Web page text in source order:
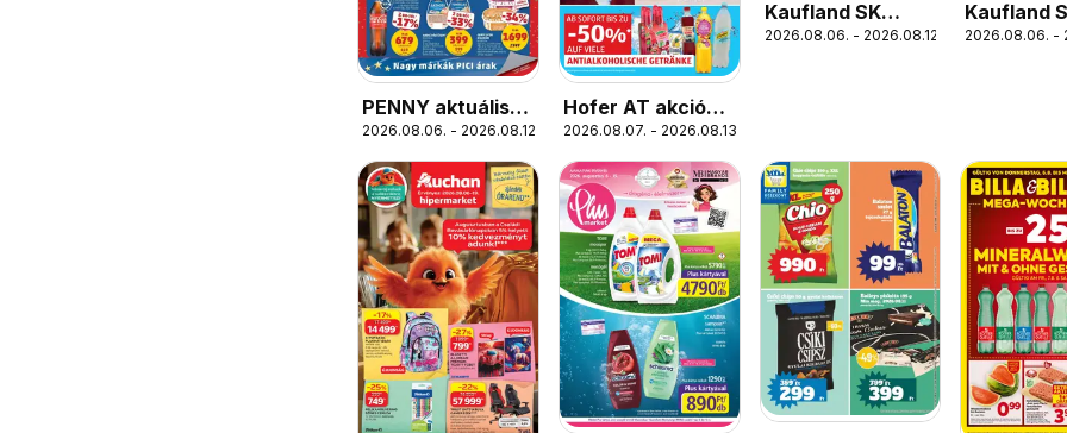
PENNY aktuális
akciós újság
2026.08.06. - 2026.08.12.
Hofer AT akciós
újság
2026.08.07. - 2026.08.13.
Kaufland SK
akciós újság
2026.08.06. - 2026.08.12.
Kaufland
Nonfood
2026.08.06. -